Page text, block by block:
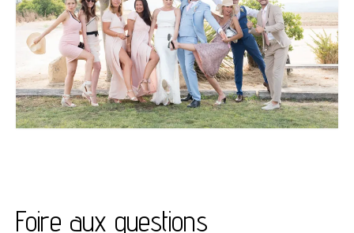
Foire aux questions